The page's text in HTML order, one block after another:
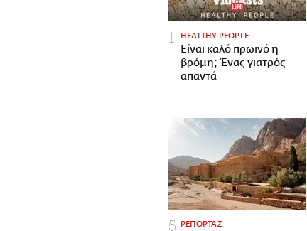
HEALTHY PEOPLE
Είναι καλό πρωινό η
βρόμη; Ένας γιατρός
απαντά
ΡΕΠΟΡΤΑΖ